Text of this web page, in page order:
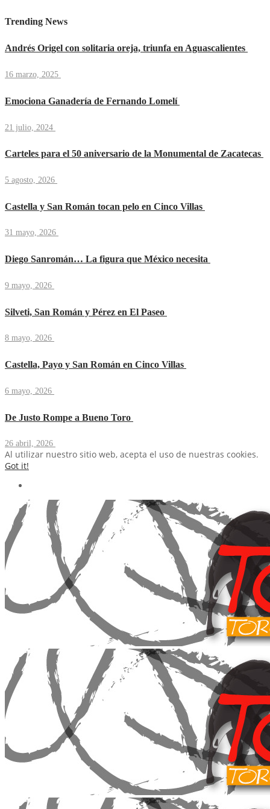
Trending News
Andrés Origel con solitaria oreja, triunfa en Aguascalientes
16 marzo, 2025
Emociona Ganadería de Fernando Lomelí
21 julio, 2024
Carteles para el 50 aniversario de la Monumental de Zacatecas
5 agosto, 2026
Castella y San Román tocan pelo en Cinco Villas
31 mayo, 2026
Diego Sanromán… La figura que México necesita
9 mayo, 2026
Silveti, San Román y Pérez en El Paseo
8 mayo, 2026
Castella, Payo y San Román en Cinco Villas
6 mayo, 2026
De Justo Rompe a Bueno Toro
26 abril, 2026
Al utilizar nuestro sitio web, acepta el uso de nuestras cookies.
Got it!